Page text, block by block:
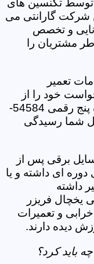
توسط تکنسین های
توسط این شرکت گارانتی می
و تخصص
مشتریان را
تعمیر
خود را از
طریق فرم آنلاین و یا تماس با شماره پنج رقمی 54584-
شما رسیدگی
برقی پس از
ای داشته و یا
داشته
یخچال فریزر
و تعمیرات
دیده دارند.
باید کرد؟